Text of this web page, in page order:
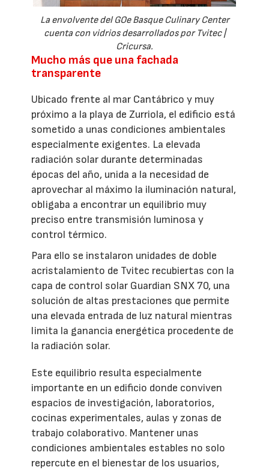
La envolvente del GOe Basque Culinary Center
cuenta con vidrios desarrollados por Tvitec |
Cricursa.
Mucho más que una fachada
transparente
Ubicado frente al mar Cantábrico y muy
próximo a la playa de Zurriola, el edificio está
sometido a unas condiciones ambientales
especialmente exigentes. La elevada
radiación solar durante determinadas
épocas del año, unida a la necesidad de
aprovechar al máximo la iluminación natural,
obligaba a encontrar un equilibrio muy
preciso entre transmisión luminosa y
control térmico.
Para ello se instalaron unidades de doble
acristalamiento de Tvitec recubiertas con la
capa de control solar Guardian SNX 70, una
solución de altas prestaciones que permite
una elevada entrada de luz natural mientras
limita la ganancia energética procedente de
la radiación solar.
Este equilibrio resulta especialmente
importante en un edificio donde conviven
espacios de investigación, laboratorios,
cocinas experimentales, aulas y zonas de
trabajo colaborativo. Mantener unas
condiciones ambientales estables no solo
repercute en el bienestar de los usuarios,